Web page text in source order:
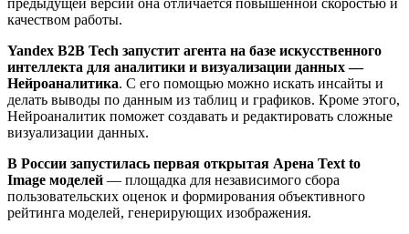
качеством работы.
Yandex B2B Tech запустит агента на базе искусственного
интеллекта для аналитики и визуализации данных —
Нейроаналитика. С его помощью можно искать инсайты и
делать выводы по данным из таблиц и графиков. Кроме этого,
Нейроаналитик поможет создавать и редактировать сложные
визуализации данных.
В России запустилась первая открытая Арена Text to
Image моделей — площадка для независимого сбора
пользовательских оценок и формирования объективного
рейтинга моделей, генерирующих изображения.